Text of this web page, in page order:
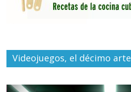
Videojuegos, el décimo arte